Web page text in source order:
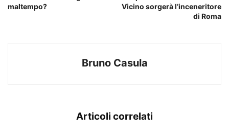
maltempo?
Vicino sorgerà l’inceneritore
di Roma
Bruno Casula
Articoli correlati